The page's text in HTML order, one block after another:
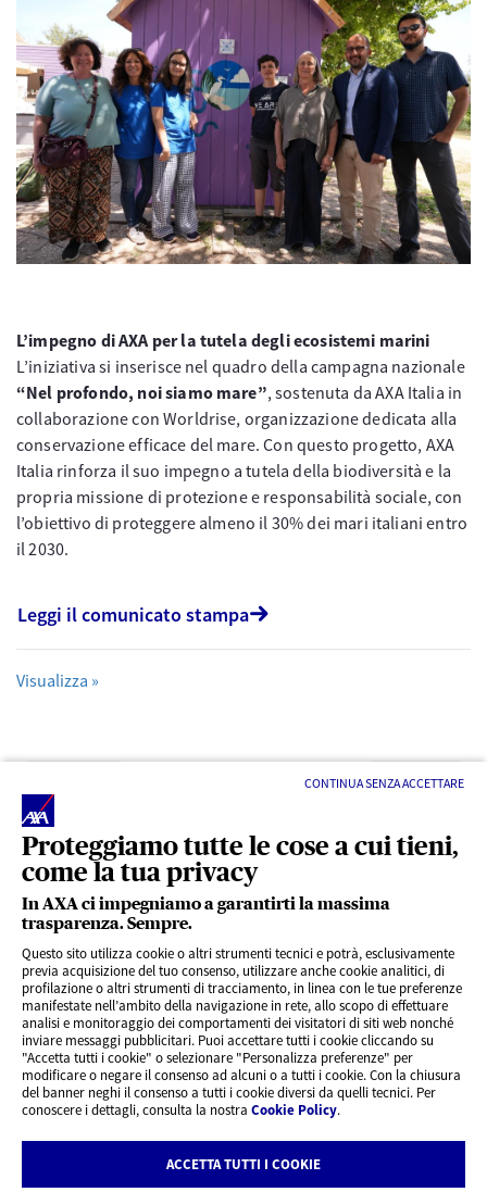
Proteggiamo tutte le cose a cui tieni,
come la tua privacy
In AXA ci impegniamo a garantirti la massima
trasparenza. Sempre.
Questo sito utilizza cookie o altri strumenti tecnici e potrà, esclusivamente
previa acquisizione del tuo consenso, utilizzare anche cookie analitici, di
profilazione o altri strumenti di tracciamento, in linea con le tue preferenze
manifestate nell’ambito della navigazione in rete, allo scopo di effettuare
analisi e monitoraggio dei comportamenti dei visitatori di siti web nonché
inviare messaggi pubblicitari. Puoi accettare tutti i cookie cliccando su
"Accetta tutti i cookie" o selezionare "Personalizza preferenze" per
modificare o negare il consenso ad alcuni o a tutti i cookie. Con la chiusura
del banner neghi il consenso a tutti i cookie diversi da quelli tecnici. Per
conoscere i dettagli, consulta la nostra Cookie Policy.
CONTINUA SENZA ACCETTARE
ACCETTA TUTTI I COOKIE
L’impegno di AXA per la tutela degli ecosistemi marini
L’iniziativa si inserisce nel quadro della campagna nazionale
“Nel profondo, noi siamo mare”, sostenuta da AXA Italia in
collaborazione con Worldrise, organizzazione dedicata alla
conservazione efficace del mare. Con questo progetto, AXA
Italia rinforza il suo impegno a tutela della biodiversità e la
propria missione di protezione e responsabilità sociale, con
l’obiettivo di proteggere almeno il 30% dei mari italiani entro
il 2030.
Leggi il comunicato stampa
Visualizza »
Successivo
CONTENUTI INTERESSANTI
BLOG
Privacy